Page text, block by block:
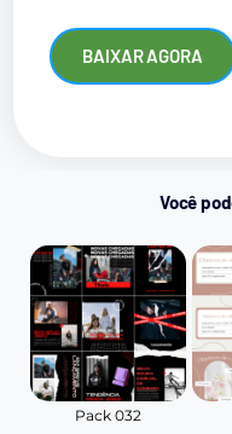
BAIXAR AGORA
Você
Pack 032